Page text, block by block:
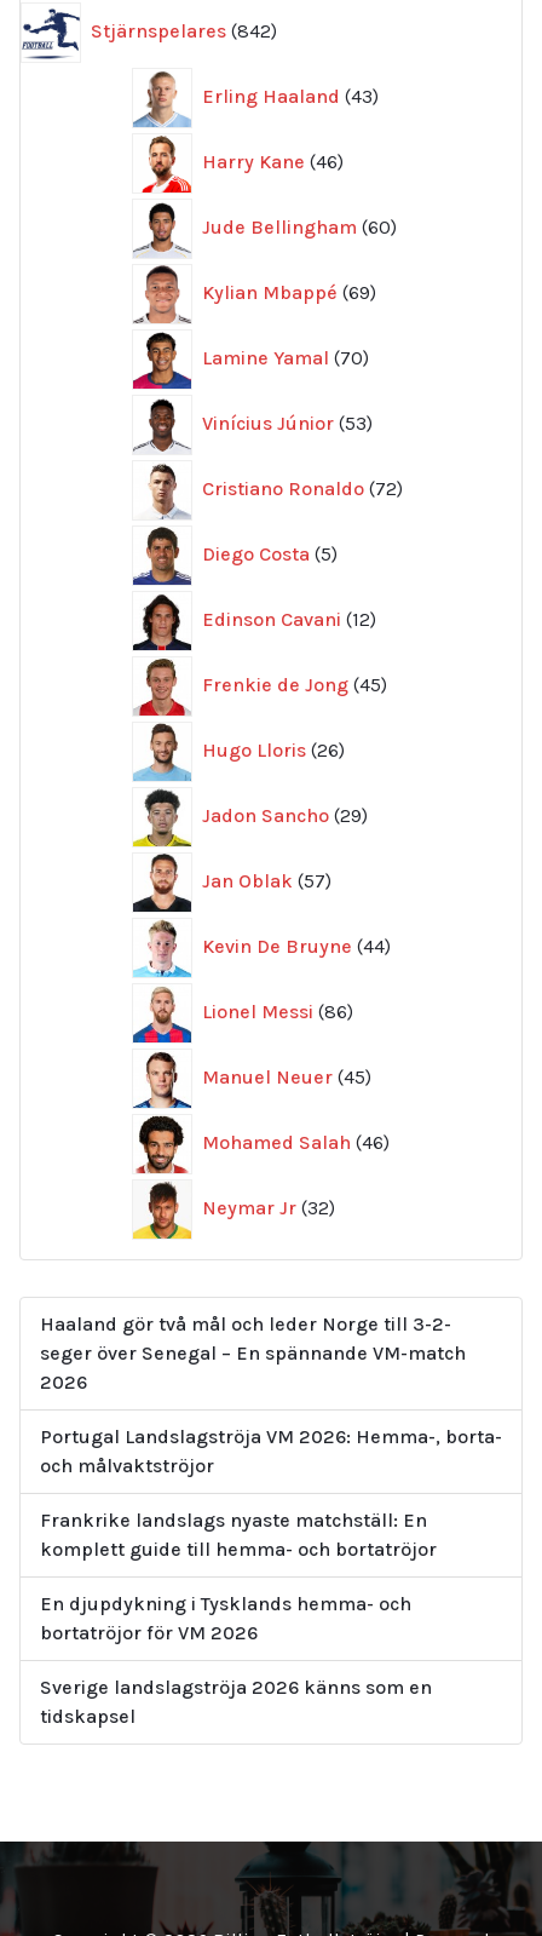
Stjärnspelares 842
produkter
Erling Haaland 43
produkter
Harry Kane 46
produkter
Jude Bellingham 60
produkter
Kylian Mbappé 69
produkter
Lamine Yamal 70
produkter
Vinícius Júnior 53
produkter
Cristiano Ronaldo 72
produkter
Diego Costa 5
produkter
Edinson Cavani 12
produkter
Frenkie de Jong 45
produkter
Hugo Lloris 26
produkter
Jadon Sancho 29
produkter
Jan Oblak 57
produkter
Kevin De Bruyne 44
produkter
Lionel Messi 86
produkter
Manuel Neuer 45
produkter
Mohamed Salah 46
produkter
Neymar Jr 32
produkter
Haaland gör två mål och leder Norge till 3-2-
seger över Senegal – En spännande VM-match
2026
Portugal Landslagströja VM 2026: Hemma-, borta-
och målvaktströjor
Frankrike landslags nyaste matchställ: En
komplett guide till hemma- och bortatröjor
En djupdykning i Tysklands hemma- och
bortatröjor för VM 2026
Sverige landslagströja 2026 känns som en
tidskapsel